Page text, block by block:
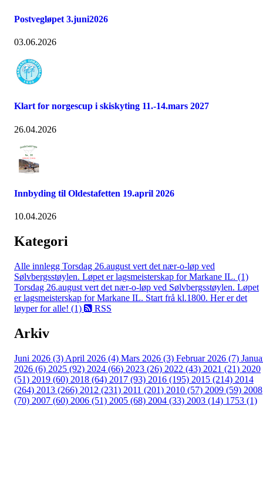
Postvegløpet 3.juni2026
03.06.2026
Klart for norgescup i skiskyting 11.-14.mars 2027
26.04.2026
Innbyding til Oldestafetten 19.april 2026
10.04.2026
Kategori
Alle innlegg Torsdag 26.august vert det nær-o-løp ved
Sølvbergsstøylen. Løpet er lagsmeisterskap for Markane IL. (1)
Torsdag 26.august vert det nær-o-løp ved Sølvbergsstøylen. Løpet
er lagsmeisterskap for Markane IL. Start frå kl.1800. Her er det
løyper for alle! (1)
RSS
Arkiv
Juni 2026 (3) April 2026 (4) Mars 2026 (3) Februar 2026 (7)
2026 (6) 2025 (92) 2024 (66) 2023 (26) 2022 (43) 2021 (21) 2020
(51) 2019 (60) 2018 (64) 2017 (93) 2016 (195) 2015 (214) 2014
(264) 2013 (266) 2012 (231) 2011 (201) 2010 (57) 2009 (59) 2008
(70) 2007 (60) 2006 (51) 2005 (68) 2004 (33) 2003 (14) 1753 (1)